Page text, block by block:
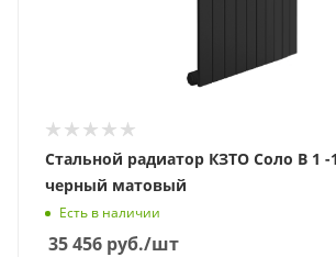
Стальной радиатор КЗТО Соло В 1 -
черный матовый
Есть в наличии
35 456 руб./шт